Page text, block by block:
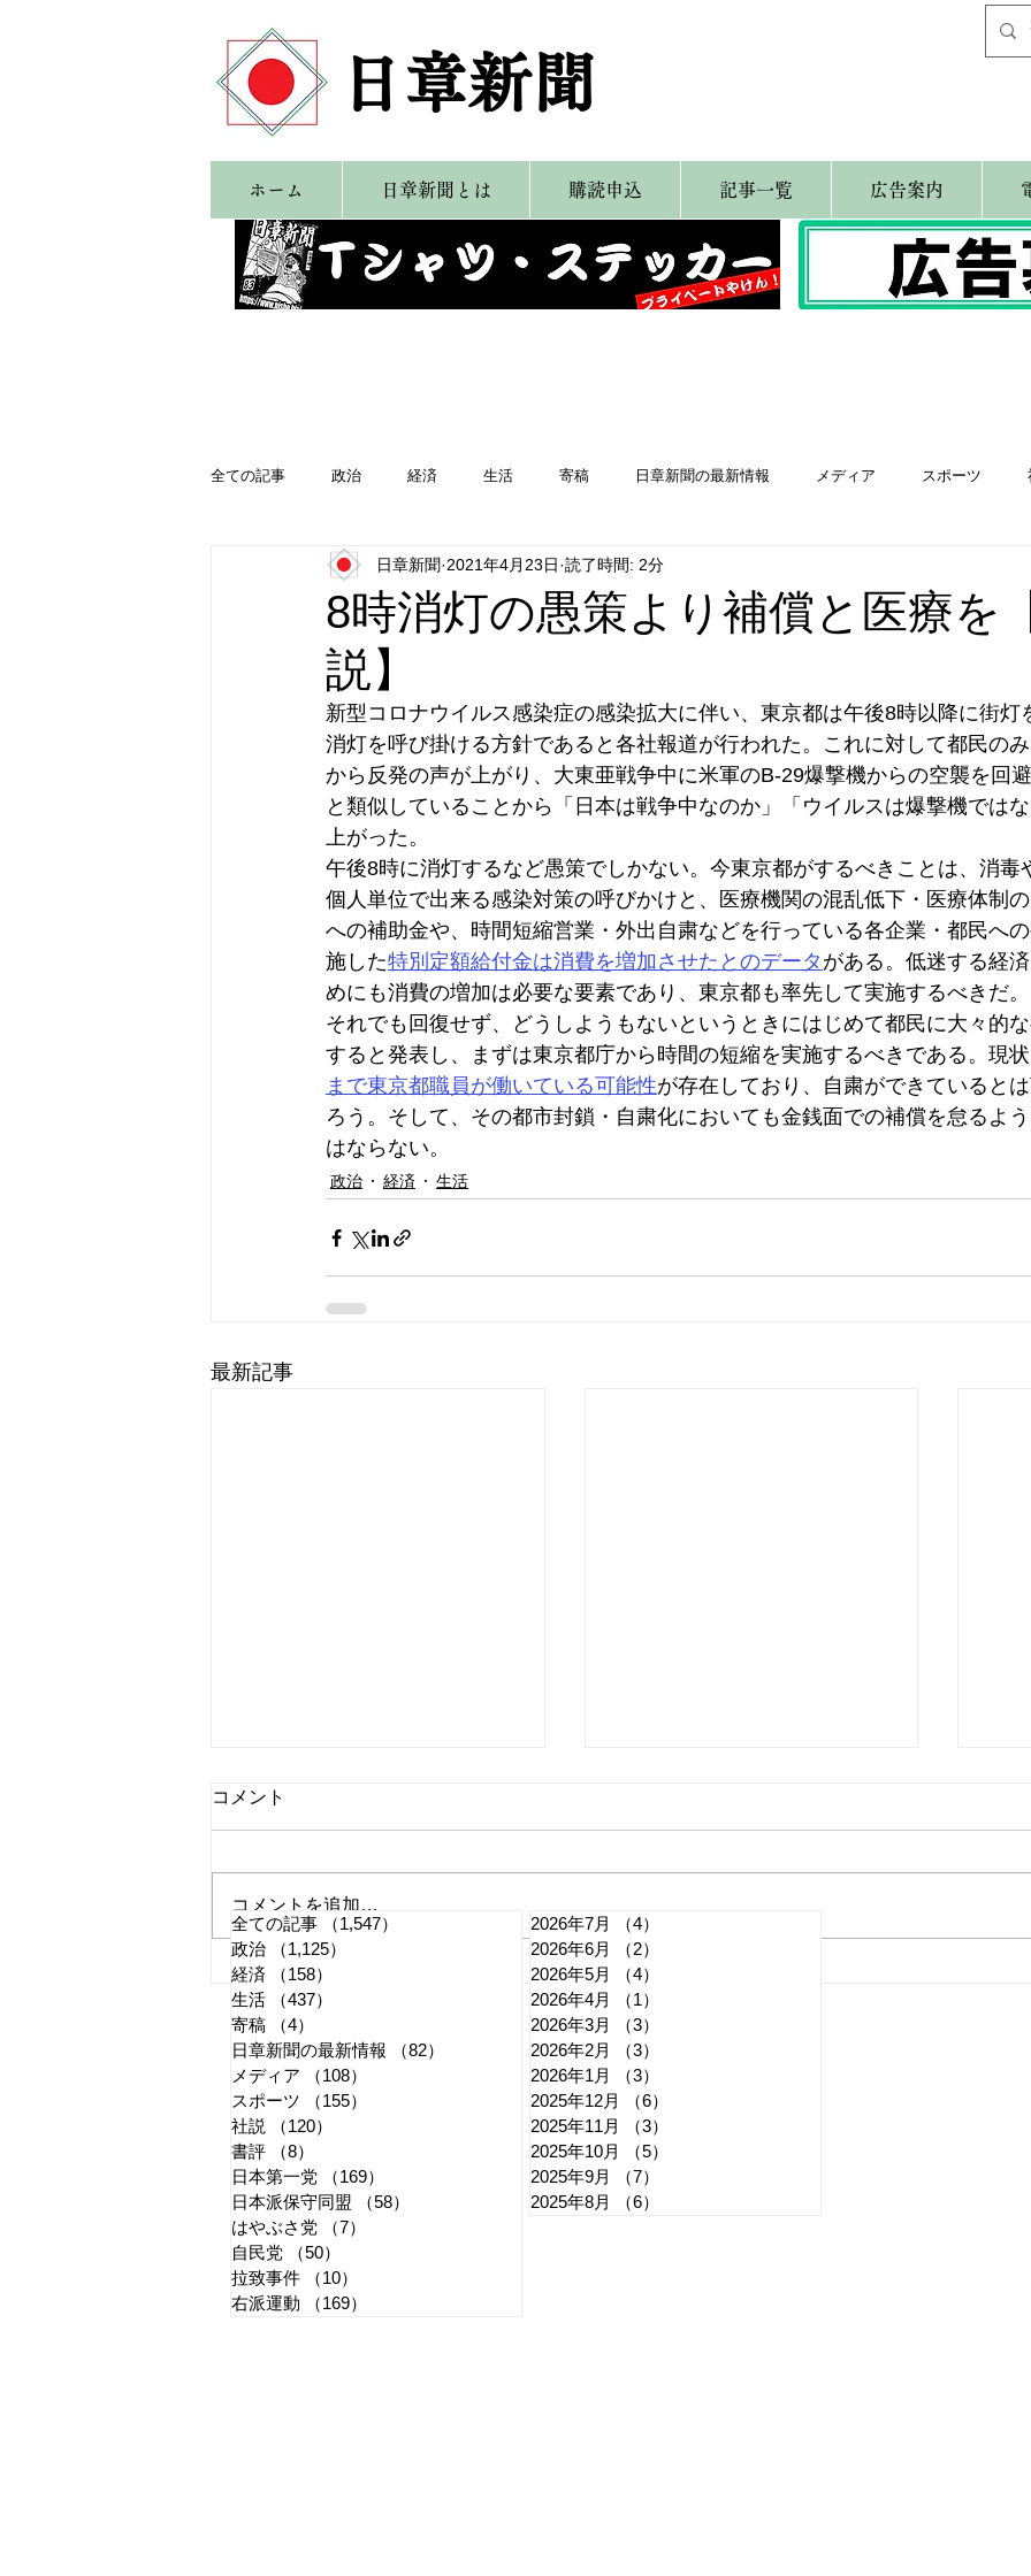
​日章新聞
ホーム 日章新聞とは 購読申込 記事一覧 広告案内
全ての記事 政治 経済 生活 寄稿 日章新聞の最新情報 メディア スポーツ
日本第一党 日本派保守同盟 はやぶさ党 自民党
8時消灯の愚策より補償と医療を
説】
日章新聞 2021年4月23日 読了時間: 2分
新型コロナウイルス感染症の感染拡大に伴い、東京都は午後8時以降に街灯
消灯を呼び掛ける方針であると各社報道が行われた。これに対して都民の
から反発の声が上がり、大東亜戦争中に米軍のB-29爆撃機からの空襲を回
と類似していることから「日本は戦争中なのか」「ウイルスは爆撃機では
上がった。
午後8時に消灯するなど愚策でしかない。今東京都がするべきことは、消毒
個人単位で出来る感染対策の呼びかけと、医療機関の混乱低下・医療体制
への補助金や、時間短縮営業・外出自粛などを行っている各企業・都民へ
施した特別定額給付金は消費を増加させたとのデータ がある。低迷する経
めにも消費の増加は必要な要素であり、東京都も率先して実施するべきだ。
それでも回復せず、どうしようもないというときにはじめて都民に大々的
すると発表し、まずは東京都庁から時間の短縮を実施するべきである。現状
まで東京都職員が働いている可能性が存在しており、自粛ができていると
ろう。そして、その都市封鎖・自粛化においても金銭面での補償を怠るよ
はならない。
政治 経済 生活
最新記事
国旗損壊罪はどう運用される
か
れいわ・山本太郎が代表辞
任 日本第一党・桜井誠と似
たような引退劇
コメント
コメントを追加…
全ての記事
（1,547）
政治
（1,125）
経済
（158）
生活
（437）
寄稿
（4）
日章新聞の最新情報
（82）
82件の記事
メディア
（108）
スポーツ
（155）
社説
（120）
書評
（8）
日本第一党
（169）
日本派保守同盟
（58）
はやぶさ党
（7）
自民党
（50）
拉致事件
（10）
右派運動
（169）
2026年7月 （4）
2026年6月
（2）
2026年5月
（4）
2026年4月
（1）
2026年3月
（3）
2026年2月
（3）
2026年1月
（3）
2025年12月
（6）
2025年11月
（3）
2025年10月
（5）
2025年9月
（7）
2025年8月
（6）